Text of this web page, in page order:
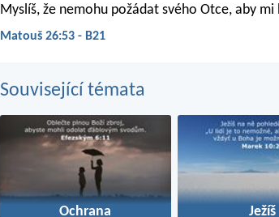
Myslíš, že nemohu požádat svého Otce, aby
Matouš 26:53 - B21
Související témata
Ochrana Ježíš